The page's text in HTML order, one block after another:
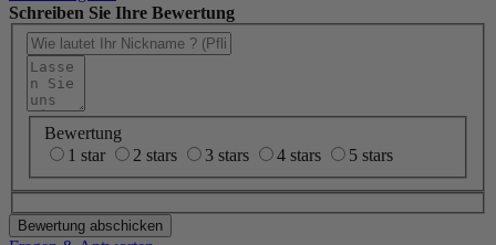
Schreiben Sie Ihre Bewertung
Bewertung
1 star
2 stars 3 stars 4 stars 5 stars
Bewertung abschicken